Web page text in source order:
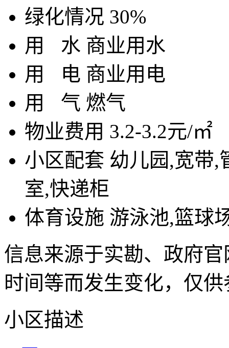
绿化情况 30%
用 水 商业用水
用
电 商业用电
用 气 燃气
物业费用 3.2-3.2元/㎡
小区配套 幼儿园,宽带,
室,快递柜
体育设施 游泳池,篮球
信息来源于实勘、政府
时间等而发生变化，仅
小区描述